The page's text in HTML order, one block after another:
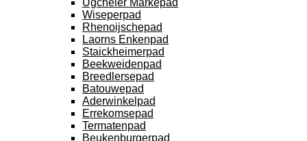
Ugcheler Markepad
Wiseperpad
Rhenoijschepad
Laorns Enkenpad
Staickheimerpad
Beekweidenpad
Breedlersepad
Batouwepad
Aderwinkelpad
Errekomsepad
Termatenpad
Beukenburgerpad